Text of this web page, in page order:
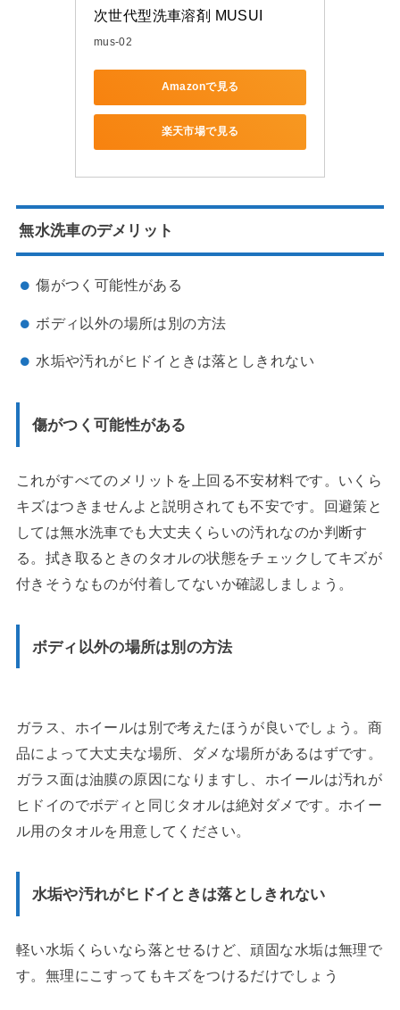
次世代型洗車溶剤 MUSUI
mus-02
Amazonで見る
楽天市場で見る
無水洗車のデメリット
傷がつく可能性がある
ボディ以外の場所は別の方法
水垢や汚れがヒドイときは落としきれない
傷がつく可能性がある
これがすべてのメリットを上回る不安材料です。いくら
キズはつきませんよと説明されても不安です。回避策と
しては無水洗車でも大丈夫くらいの汚れなのか判断す
る。拭き取るときのタオルの状態をチェックしてキズが
付きそうなものが付着してないか確認しましょう。
ボディ以外の場所は別の方法
ガラス、ホイールは別で考えたほうが良いでしょう。商
品によって大丈夫な場所、ダメな場所があるはずです。
ガラス面は油膜の原因になりますし、ホイールは汚れが
ヒドイのでボディと同じタオルは絶対ダメです。ホイー
ル用のタオルを用意してください。
水垢や汚れがヒドイときは落としきれない
軽い水垢くらいなら落とせるけど、頑固な水垢は無理で
す。無理にこすってもキズをつけるだけでしょう